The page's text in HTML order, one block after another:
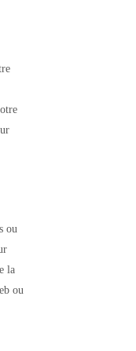
ou
la
ou